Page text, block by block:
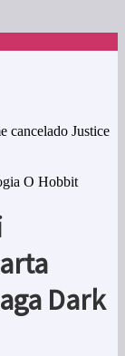
cancelado Justice
O Hobbit
Dark